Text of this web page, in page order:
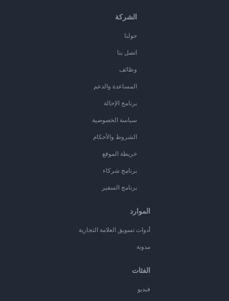
الشركة
حولنا
اتصل بنا
وظائف
المساعدة والدعم
برنامج الإحالة
سياسة الخصوصية
الشروط والأحكام
خريطة الموقع
برنامج شركاء
برنامج السفير
الموارد
أدوات تسويق العلامة التجارية
مدونة
الفئات
فيديو